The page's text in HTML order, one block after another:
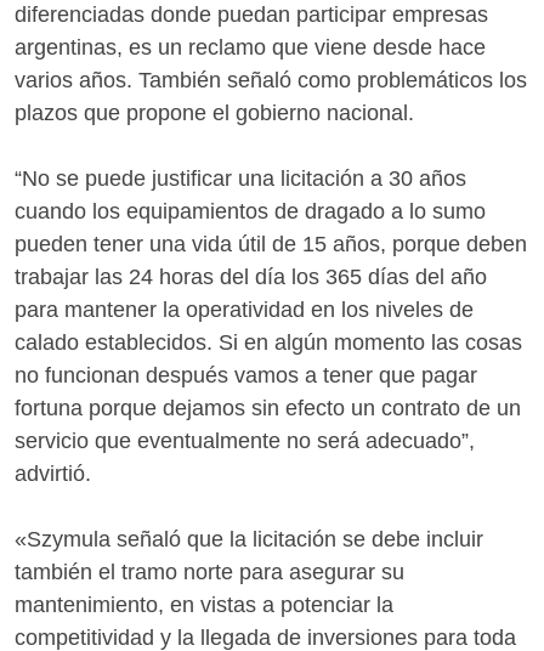
diferenciadas donde puedan participar empresas
argentinas, es un reclamo que viene desde hace
varios años. También señaló como problemáticos los
plazos que propone el gobierno nacional.
“No se puede justificar una licitación a 30 años
cuando los equipamientos de dragado a lo sumo
pueden tener una vida útil de 15 años, porque deben
trabajar las 24 horas del día los 365 días del año
para mantener la operatividad en los niveles de
calado establecidos. Si en algún momento las cosas
no funcionan después vamos a tener que pagar
fortuna porque dejamos sin efecto un contrato de un
servicio que eventualmente no será adecuado”,
advirtió.
«Szymula señaló que la licitación se debe incluir
también el tramo norte para asegurar su
mantenimiento, en vistas a potenciar la
competitividad y la llegada de inversiones para toda